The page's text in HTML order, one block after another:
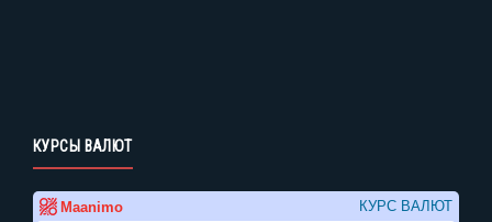
КУРСЫ ВАЛЮТ